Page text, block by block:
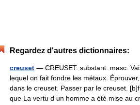
Regardez d'autres dictionnaires:
creuset — CREUSET. substant. masc.
lequel on fait fondre les métaux.
dans le creuset. Passer par le creuset.
que La vertu d un homme a été mise au